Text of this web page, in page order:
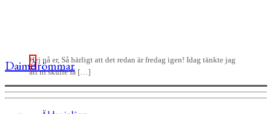
2
Hej på er, Så härligt att det redan är fredag igen! Idag tänkte jag
att ni skulle få […]
Daimdrömmar